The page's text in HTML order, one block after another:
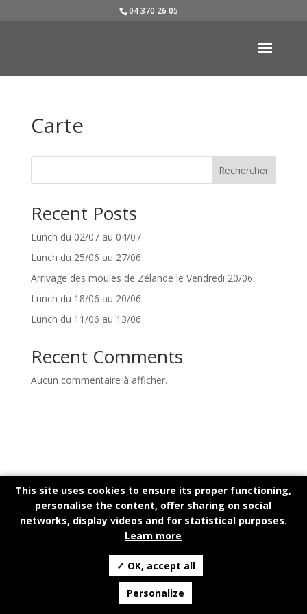
04 370 26 05
Carte
Rechercher
Recent Posts
Lunch du 02/07 au 04/07
Lunch du 25/06 au 27/06
Arrivage des moules de Zélande le Vendredi 20/06
Lunch du 18/06 au 20/06
Lunch du 11/06 au 13/06
Recent Comments
Aucun commentaire à afficher.
This site uses cookies to ensure its proper functioning,
personalise the content, offer sharing on social
networks, display videos and for statistical purposes.
Learn more
✓ OK, accept all
Personalize